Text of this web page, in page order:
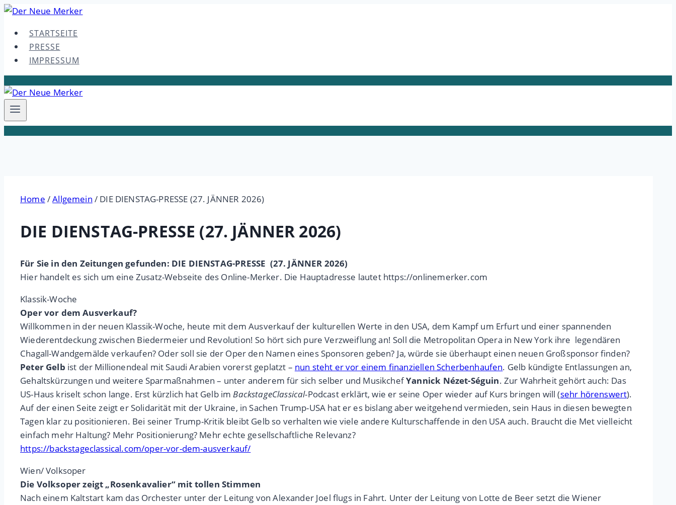
Skip
contentSTARTSEITE
PRESSE
IMPRESSUM
Home /Allgemein / DIE DIENSTAG-PRESSE (27. JÄNNER 2026)
DIE DIENSTAG-PRESSE (27. JÄNNER 2026)
Für Sie in den Zeitungen gefunden: DIE DIENSTAG-PRESSE (27. JÄNNER 2026)
Hier handelt es sich um eine Zusatz-Webseite des Online-Merker. Die Hauptadresse lautet https://onlinemerker.com
Klassik-Woche
Oper vor dem Ausverkauf?
Willkommen in der neuen Klassik-Woche, heute mit dem Ausverkauf der kulturellen Werte in den USA, dem Kampf um Erfurt und einer spannenden
Wiederentdeckung zwischen Biedermeier und Revolution! So hört sich pure Verzweiflung an! Soll die Metropolitan Opera in New York ihre legendären
Chagall-Wandgemälde verkaufen? Oder soll sie der Oper den Namen eines Sponsoren geben? Ja, würde sie überhaupt einen neuen Großsponsor finden?
Peter Gelb ist der Millionendeal mit Saudi Arabien vorerst geplatzt – nun steht er vor einem finanziellen Scherbenhaufen. Gelb kündigte Entlassungen an,
Gehaltskürzungen und weitere Sparmaßnahmen – unter anderem für sich selber und MusikchefYannick Nézet-Séguin. Zur Wahrheit gehört auch: Das
US-Haus kriselt schon lange. Erst kürzlich hat Gelb imBackstageClassical-Podcast erklärt, wie er seine Oper wieder auf Kurs bringen will (sehr hörenswert).
Auf der einen Seite zeigt er Solidarität mit der Ukraine, in Sachen Trump-USA hat er es bislang aber weitgehend vermieden, sein Haus in diesen bewegten
Tagen klar zu positionieren. Bei seiner Trump-Kritik bleibt Gelb so verhalten wie viele andere Kulturschaffende in den USA auch. Braucht die Met vielleicht
einfach mehr Haltung? Mehr Positionierung? Mehr echte gesellschaftliche Relevanz?
https://backstageclassical.com/oper-vor-dem-ausverkauf/
Wien/ Volksoper
Die Volksoper zeigt „Rosenkavalier“ mit tollen Stimmen
Nach einem Kaltstart kam das Orchester unter der Leitung von Alexander Joel flugs in Fahrt. Unter der Leitung von Lotte de Beer setzt die Wiener